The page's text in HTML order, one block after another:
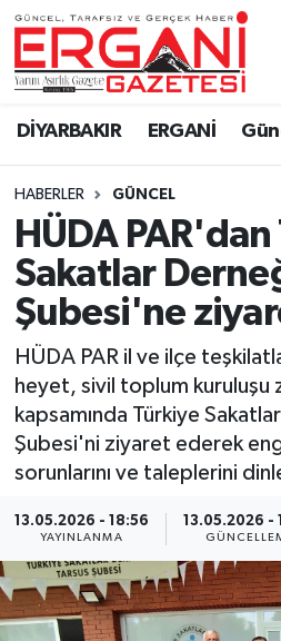
DİYARBAKIR ERGANİ
HABERLER GÜNCEL
HÜDA
Sakatlar
Şubesi'ne
HÜDA PAR il ve ilçe
heyet, sivil toplum kuruluşu
kapsamında Türkiye
Şubesi'ni ziyaret ederek
sorunlarını ve taleplerini
13.05.2026 - 18:56
YAYINLANMA
13.05.2026 -
DİYARBAKIR
BİSMİL
BAĞLAR
ERGANİ
Güncel
Eği̇ti̇m
Resmi İlanlar
Sağlık
Si̇yaset
Spor
Yaşam
Anali̇z
Ergani Nöbetçi Eczaneler
Ergani Hava Durumu
Ergani Trafik Yoğunluk
Süper Lig Puan Durumu
Tüm Manşetler
Son Dakika Haberleri
Haber Arşivi